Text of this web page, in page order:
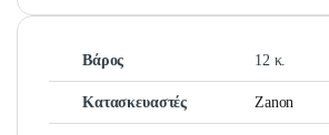
Βάρος 12 κ.
Κατασκευαστές Zanon